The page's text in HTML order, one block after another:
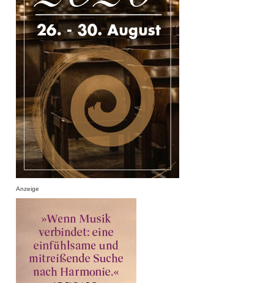
Anzeige